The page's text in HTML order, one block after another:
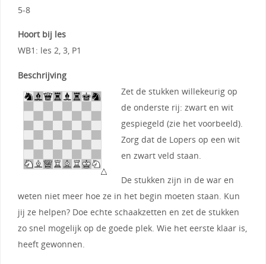
5-8
Hoort bij les
WB1: les 2, 3, P1
Beschrijving
Zet de stukken willekeurig op
de onderste rij: zwart en wit
gespiegeld (zie het voorbeeld).
Zorg dat de Lopers op een wit
en zwart veld staan.
De stukken zijn in de war en
weten niet meer hoe ze in het begin moeten staan. Kun
jij ze helpen? Doe echte schaakzetten en zet de stukken
zo snel mogelijk op de goede plek. Wie het eerste klaar is,
heeft gewonnen.